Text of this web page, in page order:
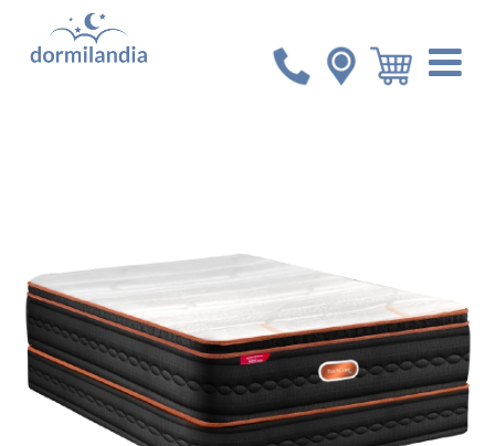
Inicio Colchones
Set Imperial Simmons BackCare